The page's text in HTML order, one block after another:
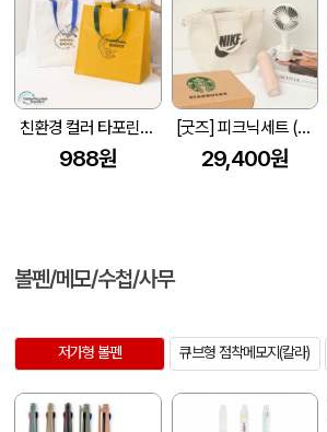
친환경 컬러 타포린백 대형(2색) (중량 140g±5)(400x250x400mm)
988원
[굿즈] 피크닉세트 (보온보냉백+핸디선풍기+텀블러)
29,400원
볼펜/메모/수첩/사무
저가형 볼펜 큐브형 점착메모지(칼라)